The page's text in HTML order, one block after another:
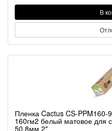
В
Пленка Cactus CS-
160гм2 белый матовое для
50.8мм 2"